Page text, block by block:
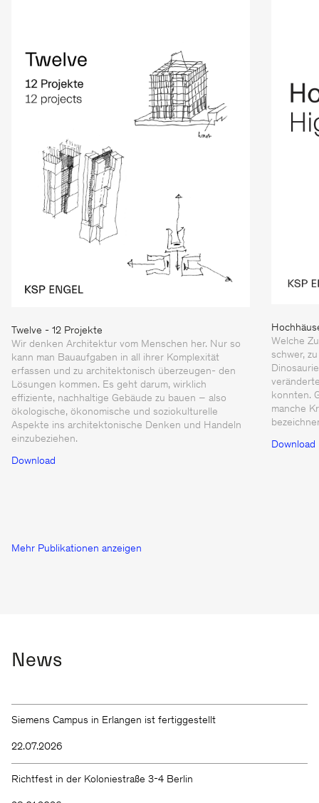
Twelve - 12 Projekte
Wir denken Architektur vom Menschen her. Nur so
kann man Bauaufgaben in all ihrer Komplexität
erfassen und zu architektonisch überzeugen- den
Lösungen kommen. Es geht darum, wirklich
effiziente, nachhaltige Gebäude zu bauen – also
ökologische, ökonomische und soziokulturelle
Aspekte ins architektonische Denken und Handeln
einzubeziehen.
Download
Welche
schwer,
konnten.
manche
Download
Mehr Publikationen anzeigen
News
Siemens Campus in Erlangen ist fertiggestellt
22.07.2026
Richtfest in der Koloniestraße 3-4 Berlin